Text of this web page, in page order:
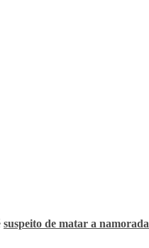
suspeito de matar a namorada